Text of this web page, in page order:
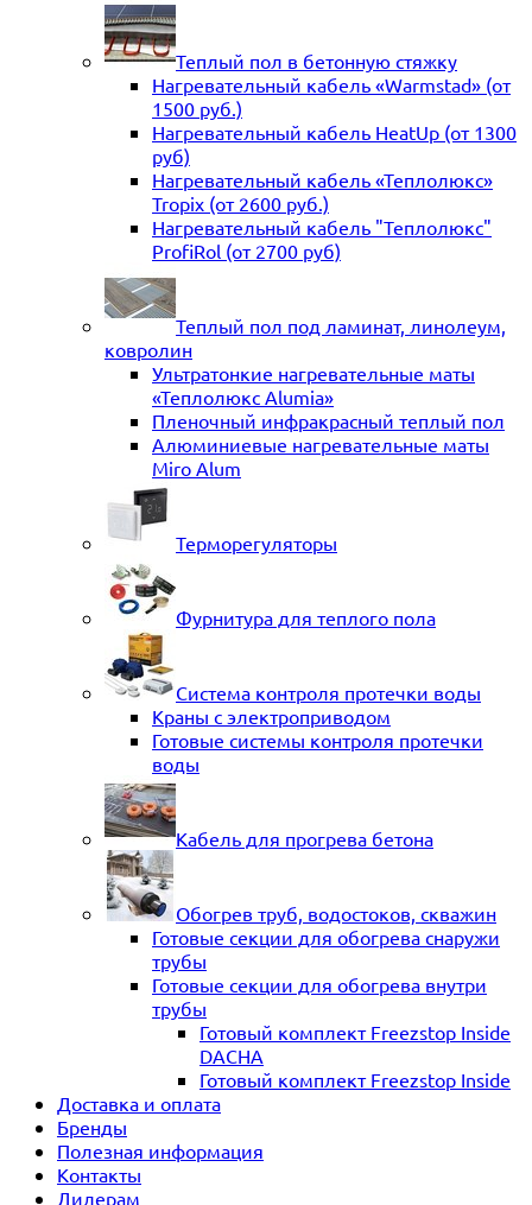
Теплый пол в бетонную стяжку
Нагревательный кабель «Warmstad» (от
1500 руб.)
Нагревательный кабель HeatUp (от 1300
руб)
Нагревательный кабель «Теплолюкс»
Tropix (от 2600 руб.)
Нагревательный кабель "Теплолюкс"
ProfiRol (от 2700 руб)
Теплый пол под ламинат, линолеум,
ковролин
Ультратонкие нагревательные маты
«Теплолюкс Alumia»
Пленочный инфракрасный теплый пол
Алюминиевые нагревательные маты
Miro Alum
Терморегуляторы
Фурнитура для теплого пола
Система контроля протечки воды
Краны с электроприводом
Готовые системы контроля протечки
воды
Кабель для прогрева бетона
Обогрев труб, водостоков, скважин
Готовые секции для обогрева снаружи
трубы
Готовые секции для обогрева внутри
трубы
Готовый комплект Freezstop Inside
DACHA
Готовый комплект Freezstop Inside
Доставка и оплата
Бренды
Полезная информация
Контакты
Дилерам